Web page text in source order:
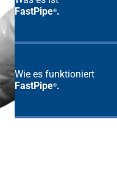
FastPipe®.
Wie es funktioniert
FastPipe®.